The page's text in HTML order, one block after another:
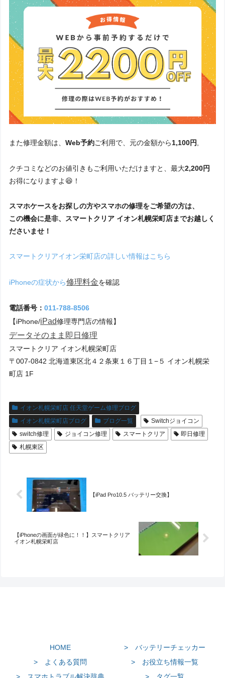
また修理金額は、Web予約ご利用で、元の金額から1,100円,
クチコミなどのお値引きもご利用いただけますと、最大2,200円
お得になりますよ😆！
スマホケースをお探しの方やスマホの修理をご希望の方は、
この機会に是非、スマートクリア イオン札幌栄町店までお越しく
ださいませ！
スマートクリアイオン栄町店の詳しい情報はこちら
iPhoneの症状から修理料金を確認
電話番号：011-788-8506
【iPhone/iPad修理専門店の情報】
データそのまま 即日修理
スマートクリア イオン札幌栄町店
〒007-0842 北海道東区北４２条東１６丁目１−５ イオン札幌栄
町店 1F
イオン札幌栄町店 任天堂ゲーム修理ブログ
イオン札幌栄町店ブログ
ブログ一覧
Switchジョイコン
switch修理
ジョイコン修理 スマートクリア
即日修理
札幌東区
【iPad Pro10.5 バッテリー交換】
【iPhoneの画面が緑色に！！】スマートクリア
イオン札幌栄町店
HOME
> バッテリーチェッカー
> よくある質問
> お役立ち情報一覧